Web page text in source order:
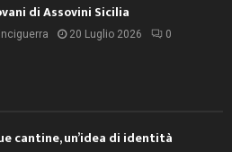
di Assovini Sicilia
20 Luglio 2026 0
cantine, un’idea di identità